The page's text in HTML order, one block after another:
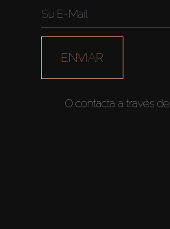
ENVIAR
O contacta a través de